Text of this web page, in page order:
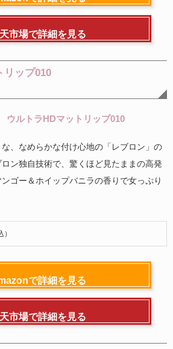
市場で詳細を見る
リップ010
、なめらかな付け心地の「レブロン」の
ン独自技術で、驚くほど見たままの高発
ゴー＆ホイップバニラの香りで女っぷり
で詳細を見る
市場で詳細を見る